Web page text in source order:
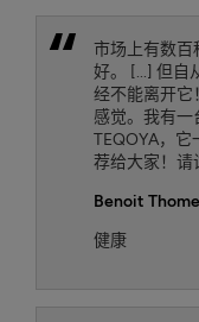
市场上有数百
好。 [...] 但自
经不能离开它
感觉。我有一
TEQOYA，
荐给大家！请
Benoit Thome
健康